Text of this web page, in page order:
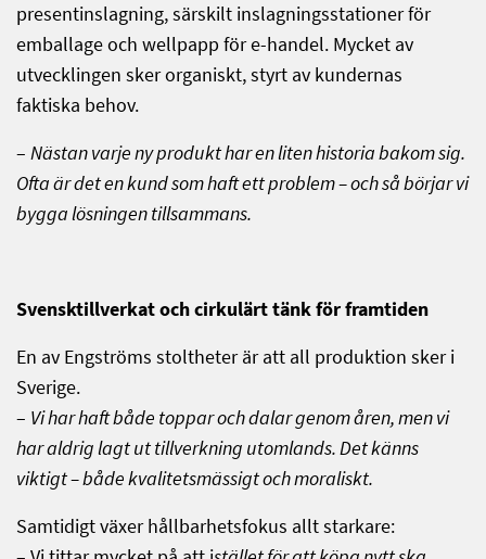
presentinslagning, särskilt inslagningsstationer för
emballage och wellpapp för e-handel. Mycket av
utvecklingen sker organiskt, styrt av kundernas
faktiska behov.
– Nästan varje ny produkt har en liten historia bakom sig.
Ofta är det en kund som haft ett problem – och så börjar vi
bygga lösningen tillsammans.
Svensktillverkat och cirkulärt tänk för framtiden
En av Engströms stoltheter är att all produktion sker i
Sverige.
– Vi har haft både toppar och dalar genom åren, men vi
har aldrig lagt ut tillverkning utomlands. Det känns
viktigt – både kvalitetsmässigt och moraliskt.
Samtidigt växer hållbarhetsfokus allt starkare: